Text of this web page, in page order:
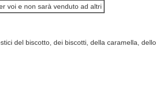
voi e non sarà venduto ad altri
del biscotto, dei biscotti, della caramella, dello